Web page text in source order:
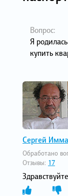
Вопрос:
Я
купить
Сергей
Обработано
Отзывы: 17